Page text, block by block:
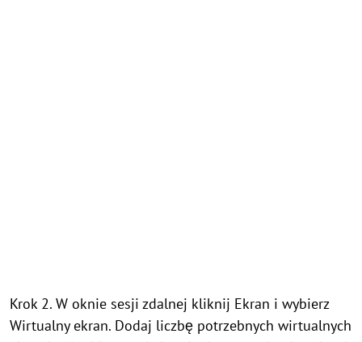
Krok 2. W oknie sesji zdalnej kliknij Ekran i wybierz
Wirtualny ekran. Dodaj liczbę potrzebnych wirtualnych